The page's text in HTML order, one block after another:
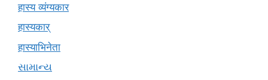
हास्य व्यंग्यकार
हास्यकार्
हास्याभिनेता
સામાન્ય